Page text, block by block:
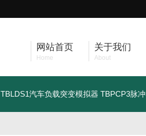
网站首页
Home
关于我们
About
TBLDS1汽车负载突变模拟器 TBPCP3脉